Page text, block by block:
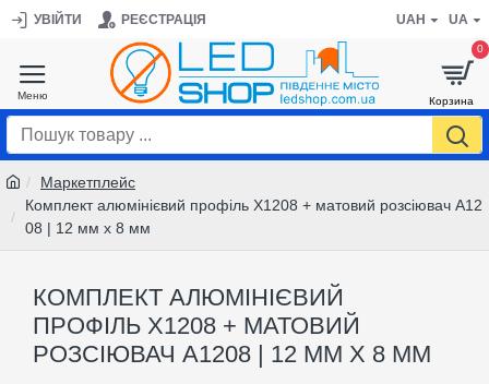
УВІЙТИ РЕЄСТРАЦІЯ UAH UA
0
Маркетплейс
Комплект алюмінієвий профіль X1208 + матовий розсіювач A12
08 | 12 мм х 8 мм
КОМПЛЕКТ АЛЮМІНІЄВИЙ
ПРОФІЛЬ X1208 + МАТОВИЙ
РОЗСІЮВАЧ A1208 | 12 ММ Х 8 ММ